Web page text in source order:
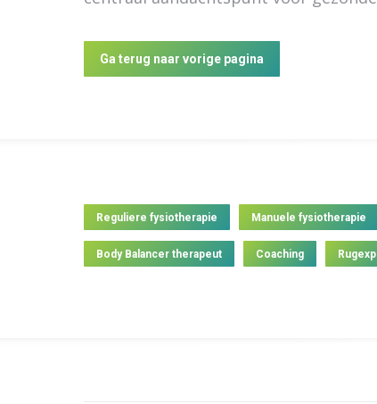
Ga terug naar vorige pagina
Reguliere fysiotherapie Manuele fysiotherapie
Body Balancer therapeut Coaching